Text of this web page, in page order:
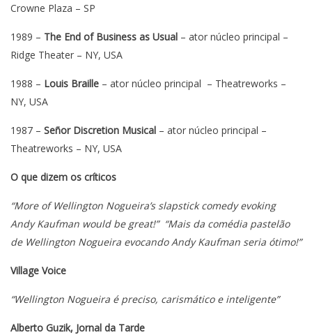
Crowne Plaza – SP
1989 – The End of Business as Usual – ator núcleo principal –
Ridge Theater – NY, USA
1988 – Louis Braille – ator núcleo principal – Theatreworks –
NY, USA
1987 – Señor Discretion Musical – ator núcleo principal –
Theatreworks – NY, USA
O que dizem os críticos
“More of Wellington Nogueira’s slapstick comedy evoking
Andy Kaufman would be great!” “Mais da comédia pastelão
de Wellington Nogueira evocando Andy Kaufman seria ótimo!”
Village Voice
“Wellington Nogueira é preciso, carismático e inteligente”
Alberto Guzik, Jornal da Tarde